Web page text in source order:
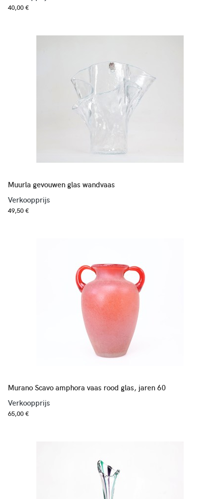
40,00 €
Muurla gevouwen glas wandvaas
Verkoopprijs
49,50 €
Murano Scavo amphora vaas rood glas, jaren 60
Verkoopprijs
65,00 €